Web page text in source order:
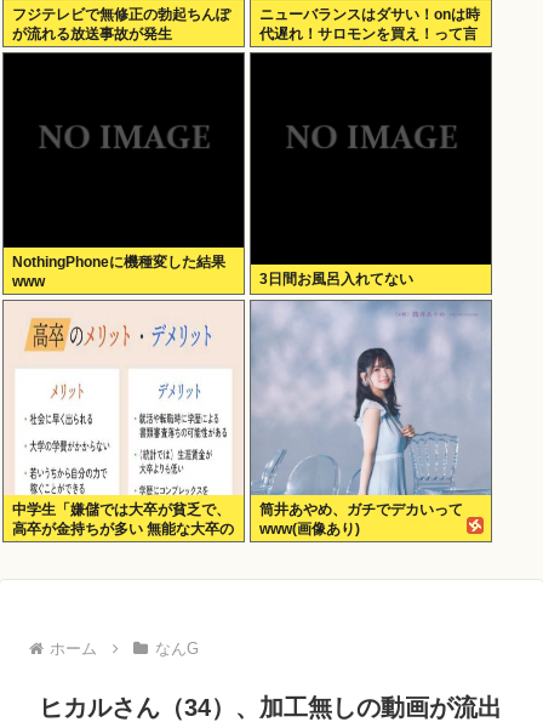
フジテレビで無修正の勃起ちんぽ
が流れる放送事故が発生
ニューバランスはダサい！onは時
代遅れ！サロモンを買え！って言
われたから買ったんやが
NothingPhoneに機種変した結果
www
3日間お風呂入れてない
中学生「嫌儲では大卒が貧乏で、
高卒が金持ちが多い 無能な大卒の
筒井あやめ、ガチでデカいって
www(画像あり)
ホーム なんG
ヒカルさん（34）、加工無しの動画が流出